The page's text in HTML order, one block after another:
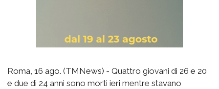
Roma, 16 ago. (TMNews) - Quattro giovani di 26 e 20
e due di 24 anni sono morti ieri mentre stavano